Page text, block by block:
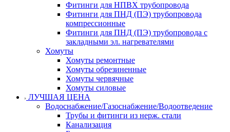
Фитинги для НПВХ трубопровода
Фитинги для ПНД (ПЭ) трубопровода
компрессионные
Фитинги для ПНД (ПЭ) трубопровода с
закладными эл. нагревателями
Хомуты
Хомуты ремонтные
Хомуты обрезиненные
Хомуты червячные
Хомуты силовые
ЛУЧШАЯ ЦЕНА
Водоснабжение/Газоснабжение/Водоотведение
Трубы и фитинги из нерж. стали
Канализация